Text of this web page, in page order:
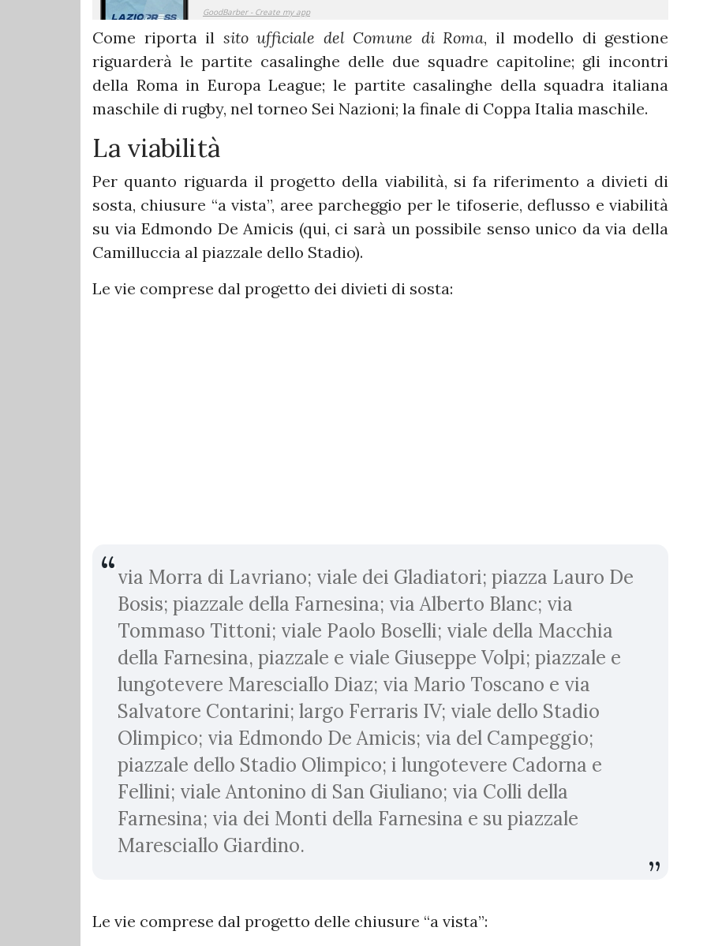
Come riporta il sito ufficiale del Comune di Roma, il modello di gestione
riguarderà le partite casalinghe delle due squadre capitoline; gli incontri
della Roma in Europa League; le partite casalinghe della squadra italiana
maschile di rugby, nel torneo Sei Nazioni; la finale di Coppa Italia maschile.
La viabilità
Per quanto riguarda il progetto della viabilità, si fa riferimento a divieti di
sosta, chiusure “a vista”, aree parcheggio per le tifoserie, deflusso e viabilità
su via Edmondo De Amicis (qui, ci sarà un possibile senso unico da via della
Camilluccia al piazzale dello Stadio).
Le vie comprese dal progetto dei divieti di sosta:
via Morra di Lavriano; viale dei Gladiatori; piazza Lauro De
Bosis; piazzale della Farnesina; via Alberto Blanc; via
Tommaso Tittoni; viale Paolo Boselli; viale della Macchia
della Farnesina, piazzale e viale Giuseppe Volpi; piazzale e
lungotevere Maresciallo Diaz; via Mario Toscano e via
Salvatore Contarini; largo Ferraris IV; viale dello Stadio
Olimpico; via Edmondo De Amicis; via del Campeggio;
piazzale dello Stadio Olimpico; i lungotevere Cadorna e
Fellini; viale Antonino di San Giuliano; via Colli della
Farnesina; via dei Monti della Farnesina e su piazzale
Maresciallo Giardino.
Le vie comprese dal progetto delle chiusure “a vista”: